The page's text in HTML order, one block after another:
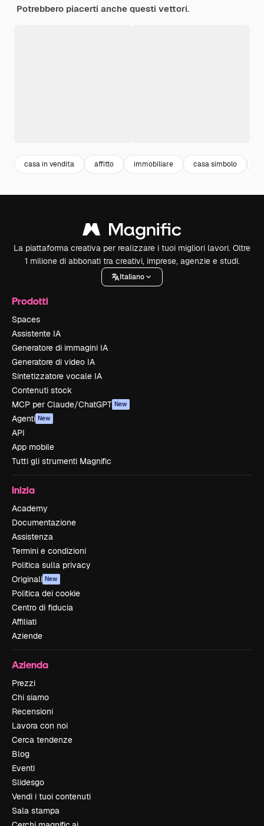
Potrebbero piacerti anche questi vettori.
casa in vendita affitto immobiliare casa simbolo
La piattaforma creativa per realizzare i tuoi migliori lavori. Oltre
1 milione di abbonati tra creativi, imprese, agenzie e studi.
Italiano
Prodotti
Spaces
Assistente IA
Generatore di immagini IA
Generatore di video IA
Sintetizzatore vocale IA
Contenuti stock
MCP per Claude/ChatGPT New
Agenti New
API
App mobile
Tutti gli strumenti Magnific
Inizia
Academy
Documentazione
Assistenza
Termini e condizioni
Politica sulla privacy
Originali New
Politica dei cookie
Centro di fiducia
Affiliati
Aziende
Azienda
Prezzi
Chi siamo
Recensioni
Lavora con noi
Cerca tendenze
Blog
Eventi
Slidesgo
Vendi i tuoi contenuti
Sala stampa